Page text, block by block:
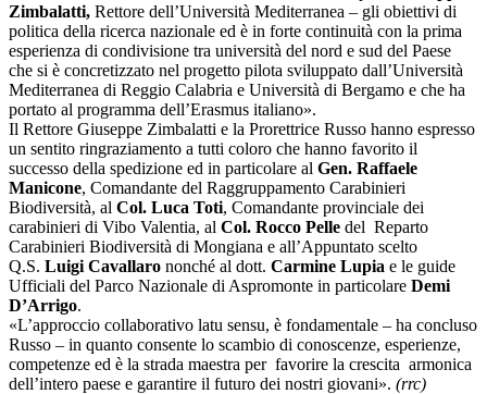
Zimbalatti, Rettore dell’Università Mediterranea – gli obiettivi di
politica della ricerca nazionale ed è in forte continuità con la prima
esperienza di condivisione tra università del nord e sud del Paese
che si è concretizzato nel progetto pilota sviluppato dall’Università
Mediterranea di Reggio Calabria e Università di Bergamo e che ha
portato al programma dell’Erasmus italiano».
Il Rettore Giuseppe Zimbalatti e la Prorettrice Russo hanno espresso
un sentito ringraziamento a tutti coloro che hanno favorito il
successo della spedizione ed in particolare al Gen. Raffaele
Manicone, Comandante del Raggruppamento Carabinieri
Biodiversità, al Col. Luca Toti, Comandante provinciale dei
carabinieri di Vibo Valentia, al Col. Rocco Pelle del Reparto
Carabinieri Biodiversità di Mongiana e all’Appuntato scelto
Q.S. Luigi Cavallaro nonché al dott. Carmine Lupia e le guide
Ufficiali del Parco Nazionale di Aspromonte in particolare Demi
D’Arrigo.
«L’approccio collaborativo latu sensu, è fondamentale – ha concluso
Russo – in quanto consente lo scambio di conoscenze, esperienze,
competenze ed è la strada maestra per favorire la crescita armonica
dell’intero paese e garantire il futuro dei nostri giovani». (rrc)